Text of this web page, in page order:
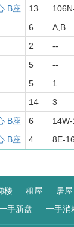
B座 13
6 A,B
2 --
5 --
5 1
14 3
B座 6
B座 4 8E-
楼 租屋 居屋
手新盘 一手消